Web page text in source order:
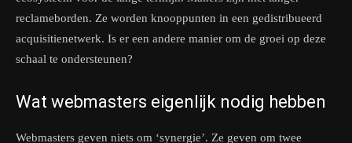
reclameborden. Ze worden knooppunten in een gedistribueerd
acquisitienetwerk. Is er een andere manier om de groei op deze
schaal te ondersteunen?
Wat webmasters eigenlijk nodig hebben
Webmasters geven niets om ‘synergie’. Ze geven om twee